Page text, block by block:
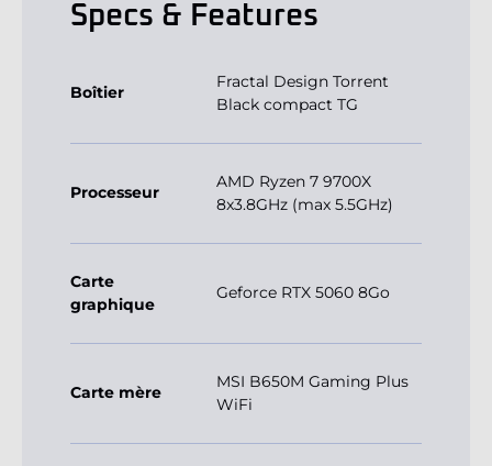
Specs & Features
Boîtier
Fractal Design Torrent
Black compact TG
Processeur
AMD Ryzen 7 9700X
8x3.8GHz (max 5.5GHz)
Carte
graphique
Geforce RTX 5060 8Go
Carte mère
MSI B650M Gaming Plus
WiFi